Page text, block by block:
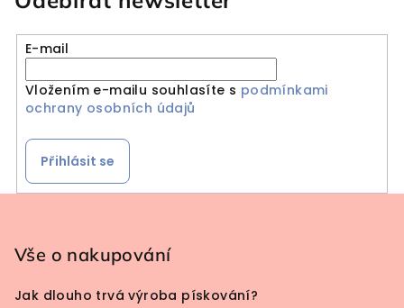
E-mail
Vložením e-mailu souhlasíte s podmínkami
ochrany osobních údajů
Přihlásit se
Vše o nakupování
Jak dlouho trvá výroba pískování?